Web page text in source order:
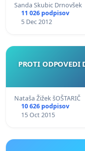
Sanda Skubic Drnovšek
11 026 podpisov
5 Dec 2012
PROTI ODPOVEDI
Nataša Žižek šOŠTARIČ
10 626 podpisov
15 Oct 2015